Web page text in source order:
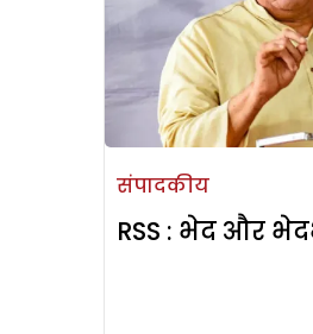
संपादकीय
RSS : भेद और